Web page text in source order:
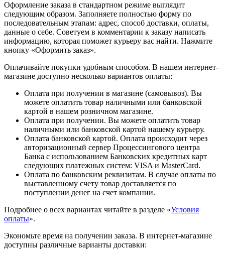
Оформление заказа в стандартном режиме выглядит
следующим образом. Заполняете полностью форму по
последовательным этапам: адрес, способ доставки, оплаты,
данные о себе. Советуем в комментарии к заказу написать
информацию, которая поможет курьеру вас найти. Нажмите
кнопку «Оформить заказ».
Оплачивайте покупки удобным способом. В нашем интернет-
магазине доступно несколько вариантов оплаты:
Оплата при получении в магазине (самовывоз). Вы
можете оплатить товар наличными или банковской
картой в нашем розничном магазине.
Оплата при получении. Вы можете оплатить товар
наличными или банковской картой нашему курьеру.
Оплата банковской картой. Оплата происходит через
авторизационный сервер Процессингового центра
Банка с использованием Банковских кредитных карт
следующих платежных систем: VISA и MasterCard.
Оплата по банковским реквизитам. В случае оплаты по
выставленному счету товар доставляется по
поступлении денег на счет компании.
Подробнее о всех вариантах читайте в разделе «Условия
оплаты».
Экономьте время на получении заказа. В интернет-магазине
доступны различные варианты доставки: